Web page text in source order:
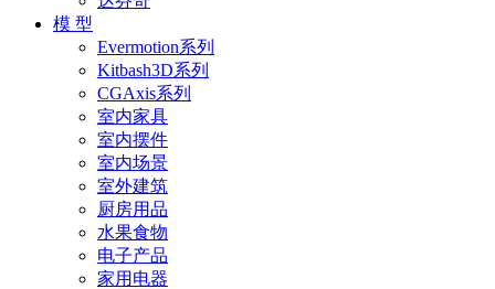
模 型
Evermotion系列
Kitbash3D系列
CGAxis系列
室内家具
室内摆件
室内场景
室外建筑
厨房用品
水果食物
电子产品
家用电器